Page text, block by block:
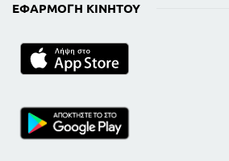
ΕΦΑΡΜΟΓΉ ΚΙΝΗΤΟΎ